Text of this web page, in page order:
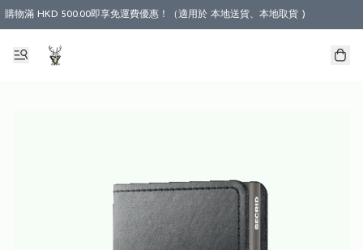
購物滿 HKD 500.00即享免運費優惠！（適用於 本地送貨、本地取貨 )